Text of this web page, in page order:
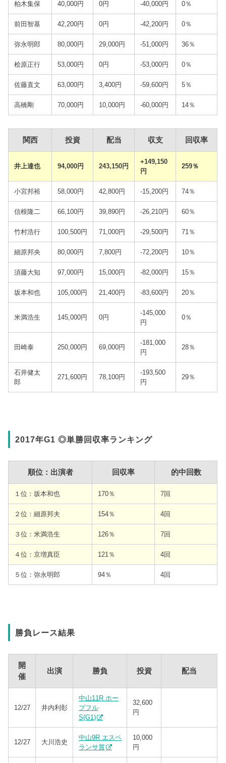
柏木集保 40,000円 0円 -40,000円 0％
前田智基 42,200円 0円 -42,200円 0％
弥永明郎 80,000円 29,000円 -51,000円 36％
桧原正行 53,000円 0円 -53,000円 0％
佐藤直文 63,000円 3,400円 -59,600円 5％
高橋剛 70,000円 10,000円 -60,000円 14％
関西 投資 配当 収支 回収率
井上達也 94,000円 243,150円
+149,150
円
259％
小宮邦裕 58,000円 42,800円 -15,200円 74％
信根隆二 66,100円 39,890円 -26,210円 60％
竹村浩行 100,500円 71,000円 -29,500円 71％
細原邦央 80,000円 7,800円 -72,200円 10％
須藤大知 97,000円 15,000円 -82,000円 15％
坂本和也 105,000円 21,400円 -83,600円 20％
米満浩生 145,000円 0円
-145,000
円
0％
田崎泰 250,000円 69,000円
-181,000
円
28％
石井健太
郎
271,600円 78,100円
-193,500
円
29％
2017年G1 ◎単勝回収率ランキング
順位：出演者 回収率 的中回数
１位：坂本和也 170％ 7回
２位：細原邦夫 154％ 4回
３位：米満浩生 126％ 7回
４位：京増真臣 121％ 4回
５位：弥永明郎 94％ 4回
勝負レース結果
開
催
出演 勝負 投資 配当
12/27 井内利彰
中山11R ホー
プフル
S(G1)
32,600
円
12/27 大川浩史
中山9R エスペ
ランサ賞
10,000
円